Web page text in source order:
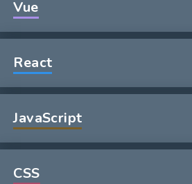
Vue
React
JavaScript
CSS